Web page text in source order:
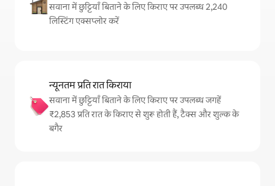
सवाना में छुट्टियाँ बिताने के लिए किराए पर उपलब्ध 2,240
लिस्टिंग एक्सप्लोर करें
न्यूनतम प्रति रात किराया
सवाना में छुट्टियाँ बिताने के लिए किराए पर उपलब्ध जगहें
₹2,853 प्रति रात के किराए से शुरू होती हैं, टैक्स और शुल्क के
बगैर